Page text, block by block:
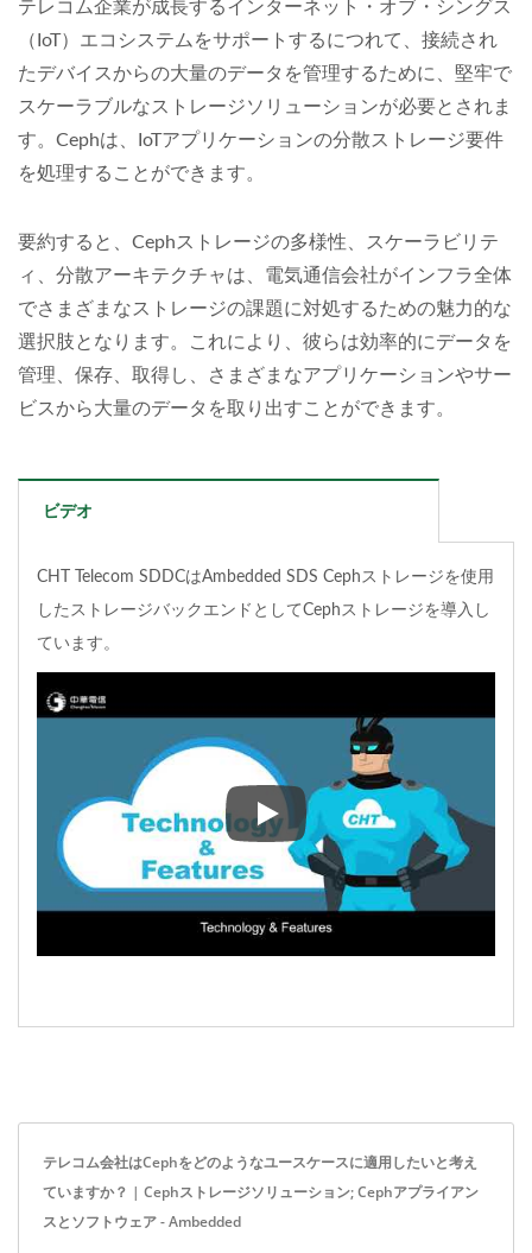
テレコム企業が成長するインターネット・オブ・シングス
（IoT）エコシステムをサポートするにつれて、接続され
たデバイスからの大量のデータを管理するために、堅牢で
スケーラブルなストレージソリューションが必要とされま
す。Cephは、IoTアプリケーションの分散ストレージ要件
を処理することができます。
要約すると、Cephストレージの多様性、スケーラビリテ
ィ、分散アーキテクチャは、電気通信会社がインフラ全体
でさまざまなストレージの課題に対処するための魅力的な
選択肢となります。これにより、彼らは効率的にデータを
管理、保存、取得し、さまざまなアプリケーションやサー
ビスから大量のデータを取り出すことができます。
ビデオ
CHT Telecom SDDCはAmbedded SDS Cephストレージを使用
したストレージバックエンドとしてCephストレージを導入し
ています。
CHT Telecom SDDCは
テレコム会社はCephをどのようなユースケースに適用したいと考え
ていますか？ | Cephストレージソリューション; Cephアプライアン
スとソフトウェア - Ambedded